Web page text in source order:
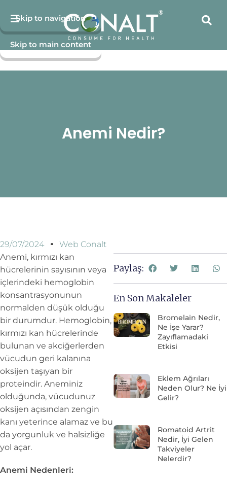
Skip to navigation
Skip to main content
Anemi Nedir?
29/07/2024
Web Conalt
Anemi, kırmızı kan
hücrelerinin sayısının veya
içlerindeki hemoglobin
konsantrasyonunun
normalden düşük olduğu
bir durumdur. Hemoglobin,
kırmızı kan hücrelerinde
bulunan ve akciğerlerden
vücudun geri kalanına
oksijen taşıyan bir
proteindir. Aneminiz
olduğunda, vücudunuz
oksijen açısından zengin
kanı yeterince alamaz ve bu
da yorgunluk ve halsizliğe
yol açar.
Anemi Nedenleri:
Paylaş:
En Son Makaleler
Bromelain Nedir,
Ne İşe Yarar?
Zayıflamadaki
Etkisi
Eklem Ağrıları
Neden Olur? Ne İyi
Gelir?
Romatoid Artrit
Nedir, İyi Gelen
Takviyeler
Nelerdir?